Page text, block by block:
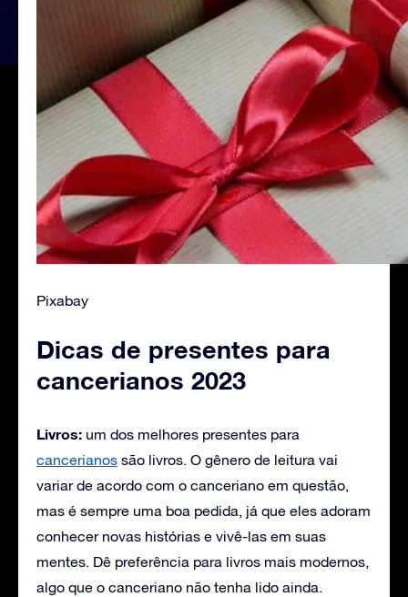
Pixabay
Dicas de presentes para
cancerianos 2023
Livros: um dos melhores presentes para
cancerianos são livros. O gênero de leitura vai
variar de acordo com o canceriano em questão,
mas é sempre uma boa pedida, já que eles adoram
conhecer novas histórias e vivê-las em suas
mentes. Dê preferência para livros mais modernos,
algo que o canceriano não tenha lido ainda.